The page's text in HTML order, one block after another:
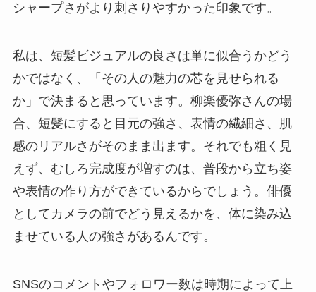
シャープさがより刺さりやすかった印象です。
私は、短髪ビジュアルの良さは単に似合うかどう
かではなく、「その人の魅力の芯を見せられる
か」で決まると思っています。柳楽優弥さんの場
合、短髪にすると目元の強さ、表情の繊細さ、肌
感のリアルさがそのまま出ます。それでも粗く見
えず、むしろ完成度が増すのは、普段から立ち姿
や表情の作り方ができているからでしょう。俳優
としてカメラの前でどう見えるかを、体に染み込
ませている人の強さがあるんです。
SNSのコメントやフォロワー数は時期によって上